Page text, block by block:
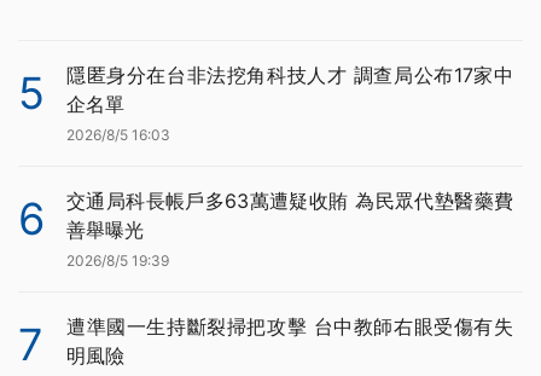
5
隱匿身分在台非法挖角科技人才 調查局公布17家中
企名單
2026/8/5 16:03
6
交通局科長帳戶多63萬遭疑收賄 為民眾代墊醫藥費
善舉曝光
2026/8/5 19:39
7
遭準國一生持斷裂掃把攻擊 台中教師右眼受傷有失
明風險